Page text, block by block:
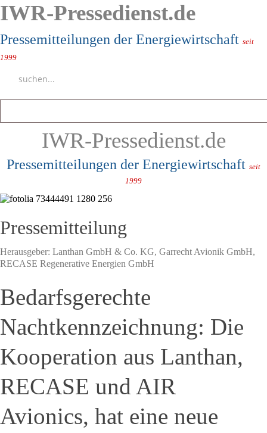
IWR-Pressedienst.de
Pressemitteilungen der Energiewirtschaft seit
1999
IWR-Pressedienst.de
Pressemitteilungen der Energiewirtschaft seit
1999
Pressemitteilung
Herausgeber: Lanthan GmbH & Co. KG, Garrecht Avionik GmbH,
RECASE Regenerative Energien GmbH
Bedarfsgerechte
Nachtkennzeichnung: Die
Kooperation aus Lanthan,
RECASE und AIR
Avionics, hat eine neue